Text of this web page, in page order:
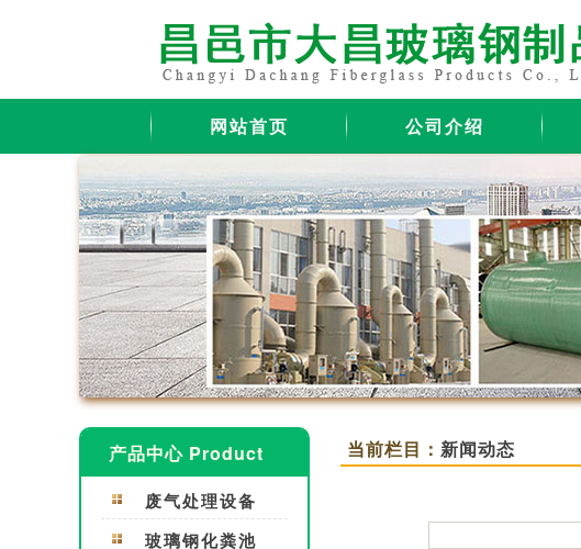
网站首页 公司介绍
产品中心 Product
废气处理设备
玻璃钢化粪池
当前栏目： 新闻动态